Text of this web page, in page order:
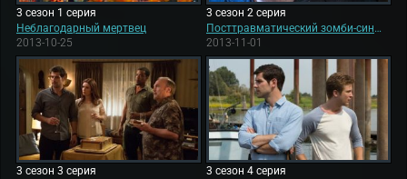
3 сезон 1 серия
Неблагодарный мертвец
2013-10-25
3 сезон 2 серия
Посттравматический зомби-синдром
2013-11-01
3 сезон 3 серия
3 сезон 4 серия